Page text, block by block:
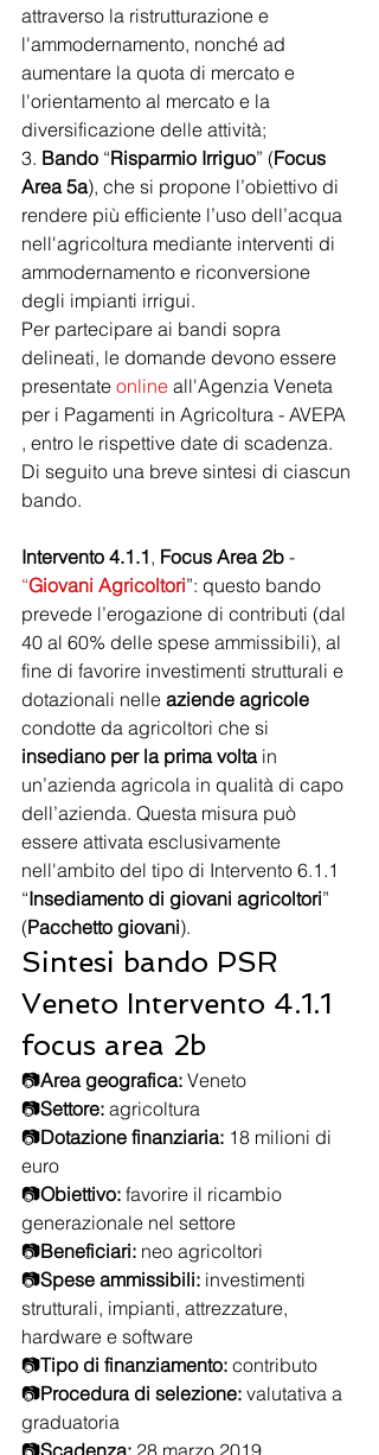
attraverso la ristrutturazione e
l'ammodernamento, nonché ad
aumentare la quota di mercato e
l'orientamento al mercato e la
diversificazione delle attività;
3. Bando “Risparmio Irriguo” (Focus
Area 5a), che si propone l’obiettivo di
rendere più efficiente l’uso dell’acqua
nell'agricoltura mediante interventi di
ammodernamento e riconversione
degli impianti irrigui.
Per partecipare ai bandi sopra
delineati, le domande devono essere
presentate online all'Agenzia Veneta
per i Pagamenti in Agricoltura - AVEPA
, entro le rispettive date di scadenza.
Di seguito una breve sintesi di ciascun
bando.
Intervento 4.1.1, Focus Area 2b -
“Giovani Agricoltori”: questo bando
prevede l’erogazione di contributi (dal
40 al 60% delle spese ammissibili), al
fine di favorire investimenti strutturali e
dotazionali nelle aziende agricole
condotte da agricoltori che si
insediano per la prima volta in
un’azienda agricola in qualità di capo
dell’azienda. Questa misura può
essere attivata esclusivamente
nell'ambito del tipo di Intervento 6.1.1
“Insediamento di giovani agricoltori”
(Pacchetto giovani).
Sintesi bando PSR
Veneto Intervento 4.1.1
focus area 2b
📷Area geografica: Veneto
📷Settore: agricoltura
📷Dotazione finanziaria: 18 milioni di
euro
📷Obiettivo: favorire il ricambio
generazionale nel settore
📷Beneficiari: neo agricoltori
📷Spese ammissibili: investimenti
strutturali, impianti, attrezzature,
hardware e software
📷Tipo di finanziamento: contributo
📷Procedura di selezione: valutativa a
graduatoria
📷Scadenza: 28 marzo 2019